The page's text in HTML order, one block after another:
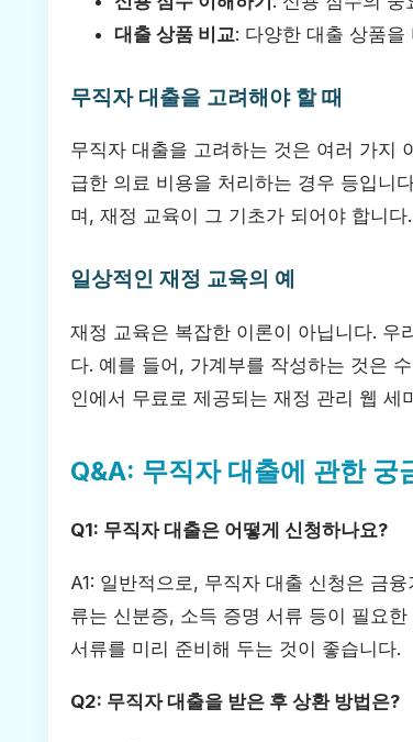
대출 상품 비교: 다양한 대출 상품
무직자 대출을 고려해야 할 때
무직자 대출을 고려하는 것은 여러 가지
급한 의료 비용을 처리하는 경우 등입니
며, 재정 교육이 그 기초가 되어야 합니다.
일상적인 재정 교육의 예
재정 교육은 복잡한 이론이 아닙니다. 우
다. 예를 들어, 가계부를 작성하는 것은
인에서 무료로 제공되는 재정 관리 웹 세
Q&A: 무직자 대출에 관한 궁
Q1: 무직자 대출은 어떻게 신청하나요?
A1: 일반적으로, 무직자 대출 신청은 금
류는 신분증, 소득 증명 서류 등이 필요
서류를 미리 준비해 두는 것이 좋습니다.
Q2: 무직자 대출을 받은 후 상환 방법은?